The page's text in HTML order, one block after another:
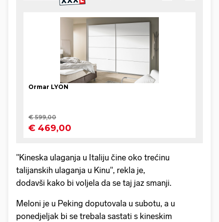
"Kineska ulaganja u Italiju čine oko trećinu
talijanskih ulaganja u Kinu", rekla je,
dodavši kako bi voljela da se taj jaz smanji.
Meloni je u Peking doputovala u subotu, a u
ponedjeljak bi se trebala sastati s kineskim